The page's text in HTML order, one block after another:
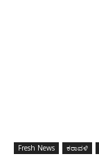
Fresh News ಕರಾವಳಿ